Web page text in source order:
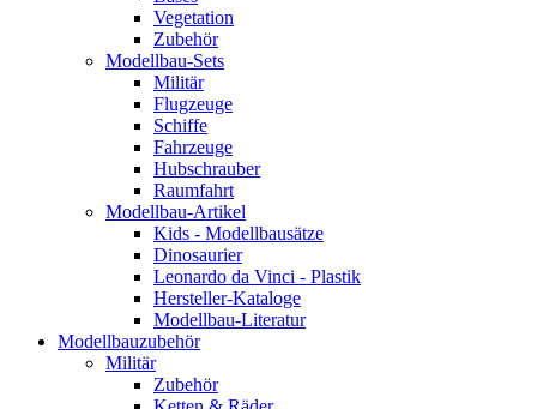
Vegetation
Zubehör
Modellbau-Sets
Militär
Flugzeuge
Schiffe
Fahrzeuge
Hubschrauber
Raumfahrt
Modellbau-Artikel
Kids - Modellbausätze
Dinosaurier
Leonardo da Vinci - Plastik
Hersteller-Kataloge
Modellbau-Literatur
Modellbauzubehör
Militär
Zubehör